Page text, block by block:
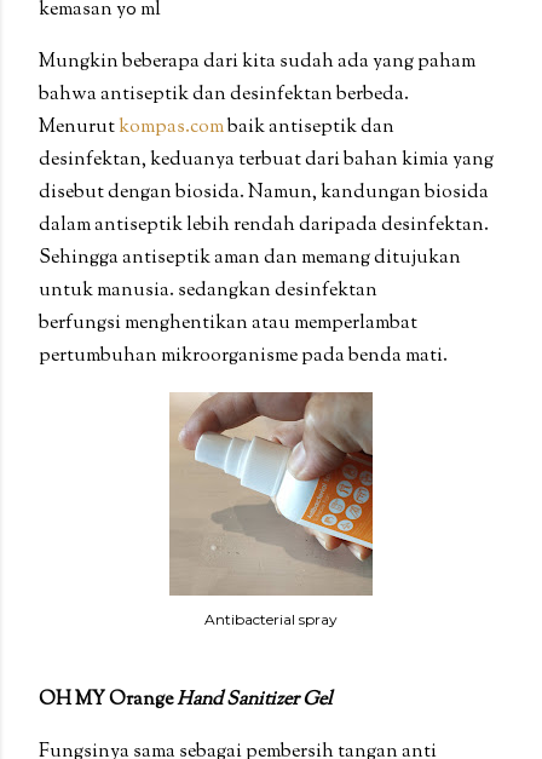
kemasan y0 ml
Mungkin beberapa dari kita sudah ada yang paham
bahwa antiseptik dan desinfektan berbeda.
Menurutkompas.combaik antiseptik dan
desinfektan, keduanya terbuat dari bahan kimia yang
disebut dengan biosida. Namun, kandungan biosida
dalam antiseptik lebih rendah daripada desinfektan.
Sehingga antiseptik aman dan memang ditujukan
untuk manusia. sedangkan desinfektan
berfungsi menghentikan atau memperlambat
pertumbuhan mikroorganisme pada benda mati.
Antibacterial spray
OH MY OrangeHand Sanitizer Gel
Fungsinya sama sebagai pembersih tangan anti